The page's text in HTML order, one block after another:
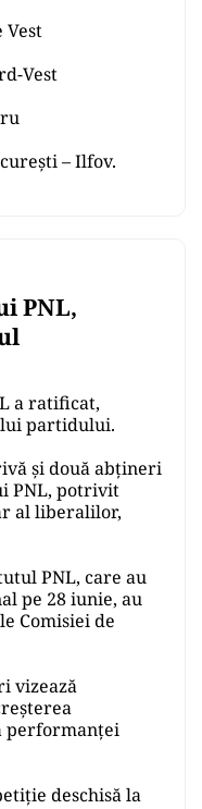
Vest
Vest
– Ilfov.
PNL,
a ratificat,
partidului.
și două abțineri
PNL, potrivit
al liberalilor,
PNL, care au
pe 28 iunie, au
Comisiei de
vizează
performanței
deschisă la